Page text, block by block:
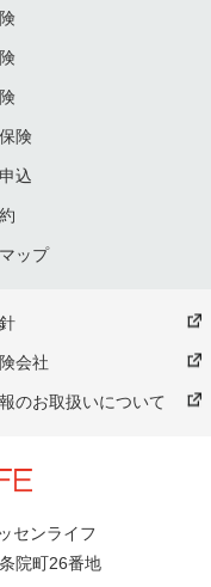
険
込
ップ
会社
のお取扱いについて
センライフ
院町26番地